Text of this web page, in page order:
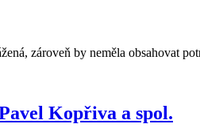
zároveň by neměla obsahovat
Kopřiva a spol.